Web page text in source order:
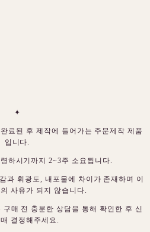
✦
료된 후 제작에 들어가는 주문제작 제품
입니다.
하시기까지 2~3주 소요됩니다.
과 휘광도, 내포물에 차이가 존재하며 이
사유가 되지 않습니다.
매 전 충분한 상담을 통해 확인한 후 신
결정해주세요.